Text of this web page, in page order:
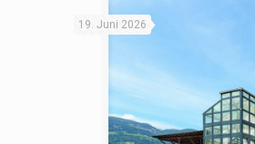
19. Juni 2026